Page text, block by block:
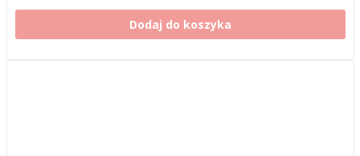
Dodaj do koszyka